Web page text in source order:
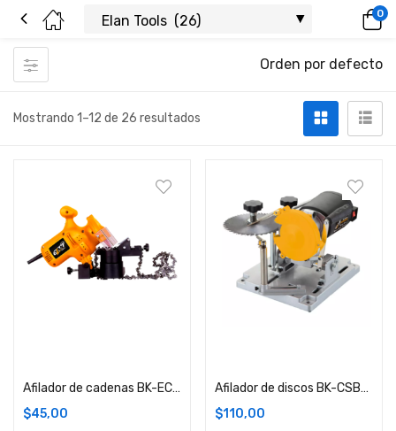
0
Mostrando 1–12 de 26 resultados
Orden por defecto
Afilador de cadenas BK-ECS200 220W
$45,00
Afilador de discos BK-CSBS400 110W
$110,00